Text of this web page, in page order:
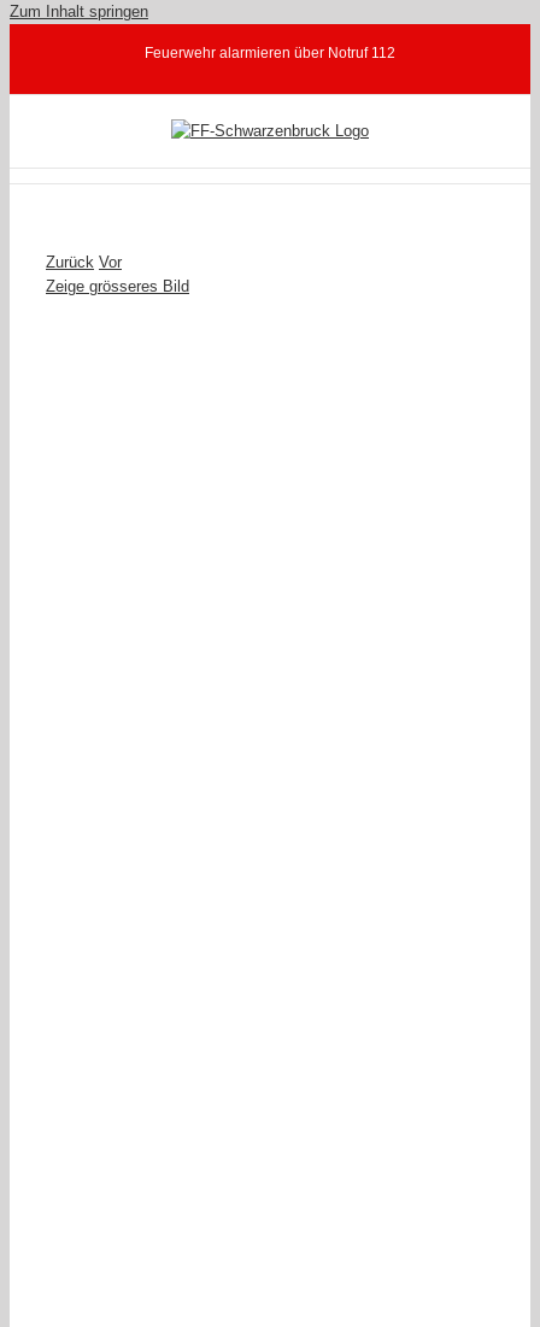
Zum Inhalt springen
Feuerwehr alarmieren über Notruf 112
Zurück Vor
Zeige grösseres Bild